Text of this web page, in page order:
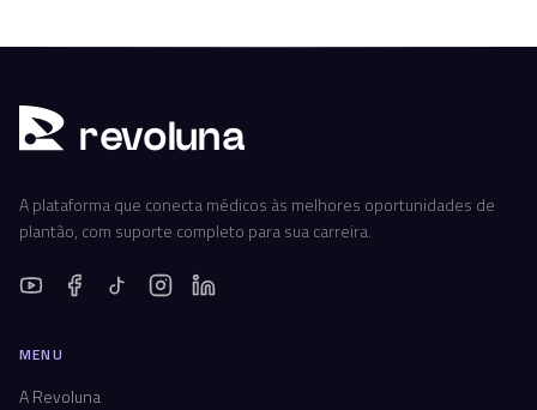
revoluna
A plataforma que conecta médicos às melhores oportunidades de
plantão, com suporte completo para sua carreira.
MENU
A Revoluna